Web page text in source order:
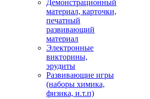
Демонстрационный
материал, карточки,
печатный
развивающий
материал
Электронные
викторины,
эрудиты
Развивающие игры
(наборы химика,
физика, и.т.п)